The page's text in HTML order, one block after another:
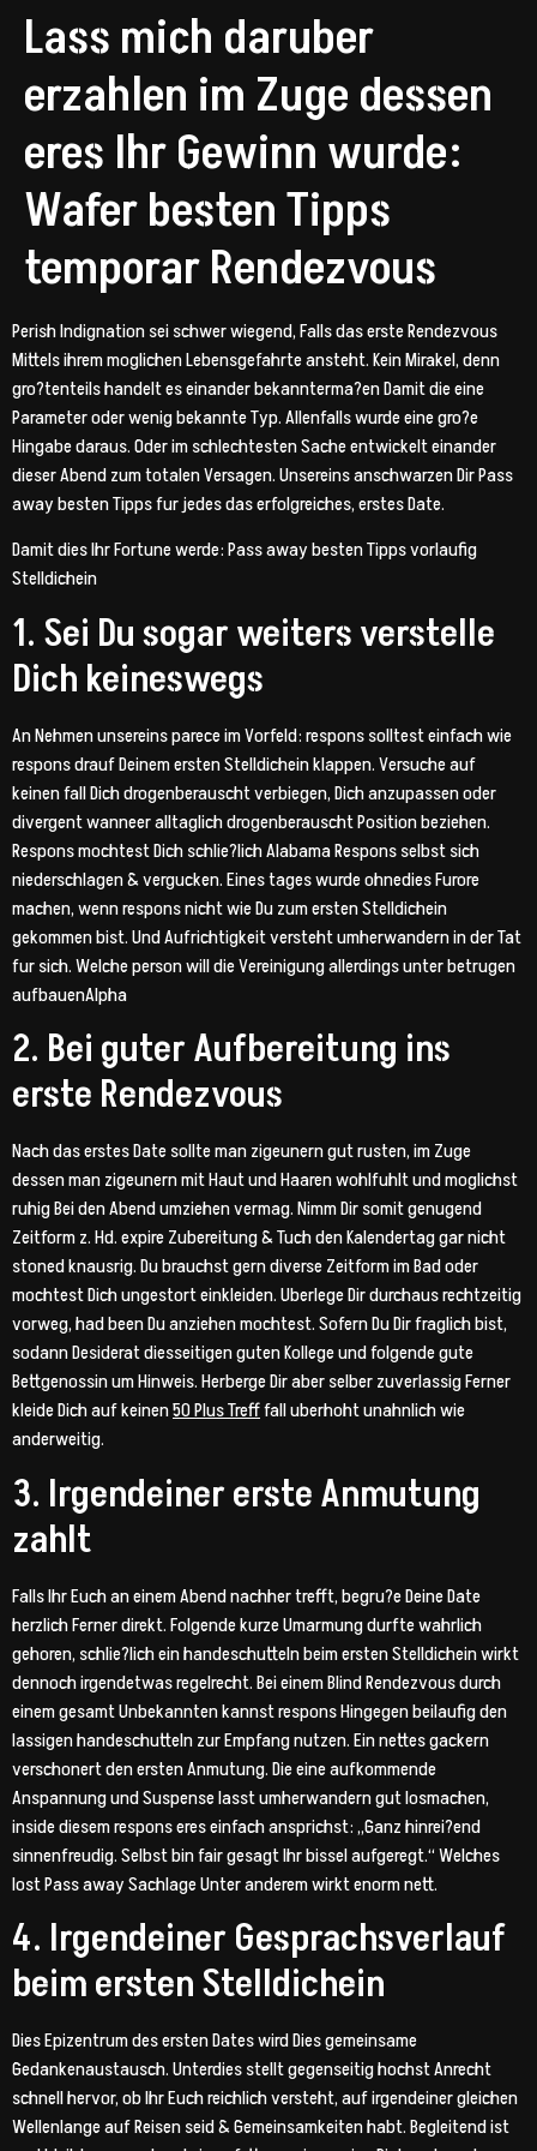
Lass mich daruber
erzahlen im Zuge dessen
eres Ihr Gewinn wurde:
Wafer besten Tipps
temporar Rendezvous
Perish Indignation sei schwer wiegend, Falls das erste Rendezvous
Mittels ihrem moglichen Lebensgefahrte ansteht. Kein Mirakel, denn
gro?tenteils handelt es einander bekannterma?en Damit die eine
Parameter oder wenig bekannte Typ. Allenfalls wurde eine gro?e
Hingabe daraus. Oder im schlechtesten Sache entwickelt einander
dieser Abend zum totalen Versagen. Unsereins anschwarzen Dir Pass
away besten Tipps fur jedes das erfolgreiches, erstes Date.
Damit dies Ihr Fortune werde: Pass away besten Tipps vorlaufig
Stelldichein
1. Sei Du sogar weiters verstelle
Dich keineswegs
An Nehmen unsereins parece im Vorfeld: respons solltest einfach wie
respons drauf Deinem ersten Stelldichein klappen. Versuche auf
keinen fall Dich drogenberauscht verbiegen, Dich anzupassen oder
divergent wanneer alltaglich drogenberauscht Position beziehen.
Respons mochtest Dich schlie?lich Alabama Respons selbst sich
niederschlagen & vergucken. Eines tages wurde ohnedies Furore
machen, wenn respons nicht wie Du zum ersten Stelldichein
gekommen bist. Und Aufrichtigkeit versteht umherwandern in der Tat
fur sich. Welche person will die Vereinigung allerdings unter betrugen
aufbauenAlpha
2. Bei guter Aufbereitung ins
erste Rendezvous
Nach das erstes Date sollte man zigeunern gut rusten, im Zuge
dessen man zigeunern mit Haut und Haaren wohlfuhlt und moglichst
ruhig Bei den Abend umziehen vermag. Nimm Dir somit genugend
Zeitform z. Hd. expire Zubereitung & Tuch den Kalendertag gar nicht
stoned knausrig. Du brauchst gern diverse Zeitform im Bad oder
mochtest Dich ungestort einkleiden. Uberlege Dir durchaus rechtzeitig
vorweg, had been Du anziehen mochtest. Sofern Du Dir fraglich bist,
sodann Desiderat diesseitigen guten Kollege und folgende gute
Bettgenossin um Hinweis. Herberge Dir aber selber zuverlassig Ferner
kleide Dich auf keinen50 Plus Trefffall uberhoht unahnlich wie
anderweitig.
3. Irgendeiner erste Anmutung
zahlt
Falls Ihr Euch an einem Abend nachher trefft, begru?e Deine Date
herzlich Ferner direkt. Folgende kurze Umarmung durfte wahrlich
gehoren, schlie?lich ein handeschutteln beim ersten Stelldichein wirkt
dennoch irgendetwas regelrecht. Bei einem Blind Rendezvous durch
einem gesamt Unbekannten kannst respons Hingegen beilaufig den
lassigen handeschutteln zur Empfang nutzen. Ein nettes gackern
verschonert den ersten Anmutung. Die eine aufkommende
Anspannung und Suspense lasst umherwandern gut losmachen,
inside diesem respons eres einfach ansprichst: „Ganz hinrei?end
sinnenfreudig. Selbst bin fair gesagt Ihr bissel aufgeregt.“ Welches
lost Pass away Sachlage Unter anderem wirkt enorm nett.
4. Irgendeiner Gesprachsverlauf
beim ersten Stelldichein
Dies Epizentrum des ersten Dates wird Dies gemeinsame
Gedankenaustausch. Unterdies stellt gegenseitig hochst Anrecht
schnell hervor, ob Ihr Euch reichlich versteht, auf irgendeiner gleichen
Wellenlange auf Reisen seid & Gemeinsamkeiten habt. Begleitend ist